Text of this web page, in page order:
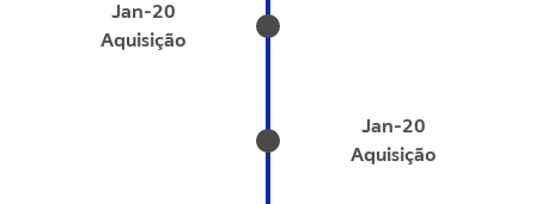
Jan-20
Aquisição
Jan-20
Aquisição